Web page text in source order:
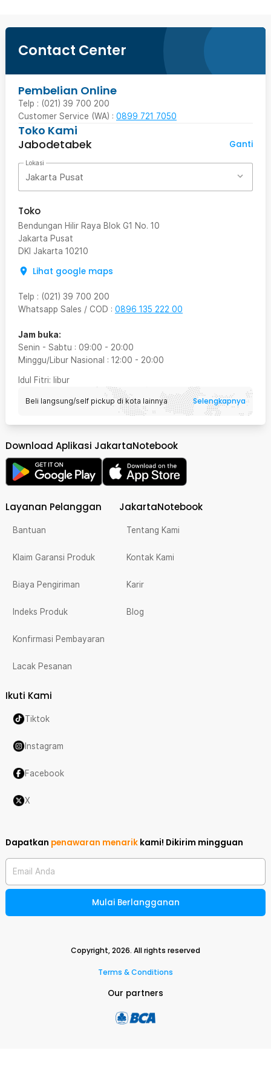
Contact Center
Pembelian Online
Telp : (021) 39 700 200
Customer Service (WA) : 0899 721 7050
Toko Kami
Jabodetabek
Ganti
Lokasi
Jakarta Pusat
Toko
Bendungan Hilir Raya Blok G1 No. 10
Jakarta Pusat
DKI Jakarta 10210
Lihat google maps
Telp : (021) 39 700 200
Whatsapp Sales / COD : 0896 135 222 00
Jam buka:
Senin - Sabtu : 09:00 - 20:00
Minggu/Libur Nasional : 12:00 - 20:00
Idul Fitri: libur
Beli langsung/self pickup di kota lainnya Selengkapnya
Download Aplikasi JakartaNotebook
Layanan Pelanggan
Bantuan
Klaim Garansi Produk
Biaya Pengiriman
Indeks Produk
Konfirmasi Pembayaran
Lacak Pesanan
JakartaNotebook
Tentang Kami
Kontak Kami
Karir
Blog
Ikuti Kami
Tiktok
Instagram
Facebook
X
Dapatkan penawaran menarik kami! Dikirim mingguan
Email Anda
Mulai Berlangganan
Copyright,2026. All rights reserved
Terms & Conditions
Our partners